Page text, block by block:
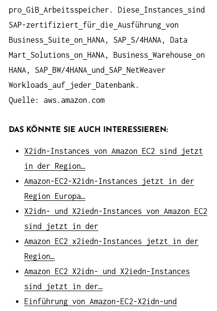
pro GiB Arbeitsspeicher. Diese Instances
sind
SAP-zertifiziert
für die Ausführung von
Business
Suite on HANA, SAP S/4HANA, Data
Mart
Solutions on HANA, Business Warehouse on
HANA, SAP BW/4HANA und SAP NetWeaver
Workloads
auf jeder
Datenbank.
Quelle: aws.amazon.com
DAS KÖNNTE SIE AUCH INTERESSIEREN:
X2idn-Instances von Amazon EC2 sind jetzt
in der Region…
Amazon-EC2-X2idn-Instances jetzt in der
Region Europa…
X2idn- und X2iedn-Instances von Amazon EC2
sind jetzt in der
Amazon EC2 x2iedn-Instances jetzt in der
Region…
Amazon EC2 X2idn- und X2iedn-Instances
sind jetzt in der…
Einführung von Amazon-EC2-X2idn-und